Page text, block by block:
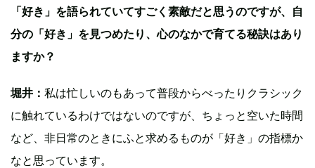
「好き」を語られていてすごく素敵だと思うのですが、自
分の「好き」を見つめたり、心のなかで育てる秘訣はあり
ますか？
堀井： 私は忙しいのもあって普段からべったりクラシック
に触れているわけではないのですが、ちょっと空いた時間
など、非日常のときにふと求めるものが「好き」の指標か
なと思っています。